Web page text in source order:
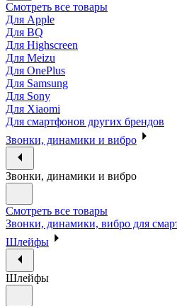
Смотреть все товары
Для Apple
Для BQ
Для Highscreen
Для Meizu
Для OnePlus
Для Samsung
Для Sony
Для Xiaomi
Для смартфонов других брендов
Звонки, динамики и вибро
Звонки, динамики и вибро
Смотреть все товары
Звонки, динамики, вибро для
Шлейфы
Шлейфы